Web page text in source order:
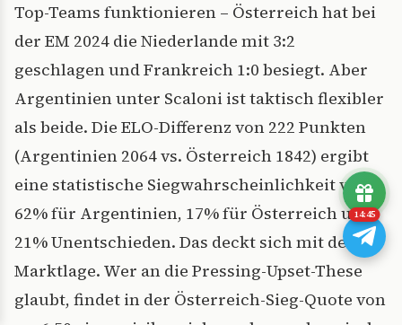
Top-Teams funktionieren – Österreich hat bei
der EM 2024 die Niederlande mit 3:2
geschlagen und Frankreich 1:0 besiegt. Aber
Argentinien unter Scaloni ist taktisch flexibler
als beide. Die ELO-Differenz von 222 Punkten
(Argentinien 2064 vs. Österreich 1842) ergibt
eine statistische Siegwahrscheinlichkeit von
62% für Argentinien, 17% für Österreich und
21% Unentschieden. Das deckt sich mit der
Marktlage. Wer an die Pressing-Upset-These
glaubt, findet in der Österreich-Sieg-Quote von
14:43